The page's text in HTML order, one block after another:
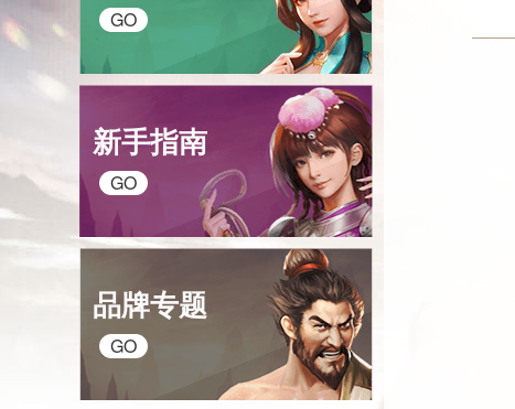
GO
新手指南
GO
品牌专题
GO